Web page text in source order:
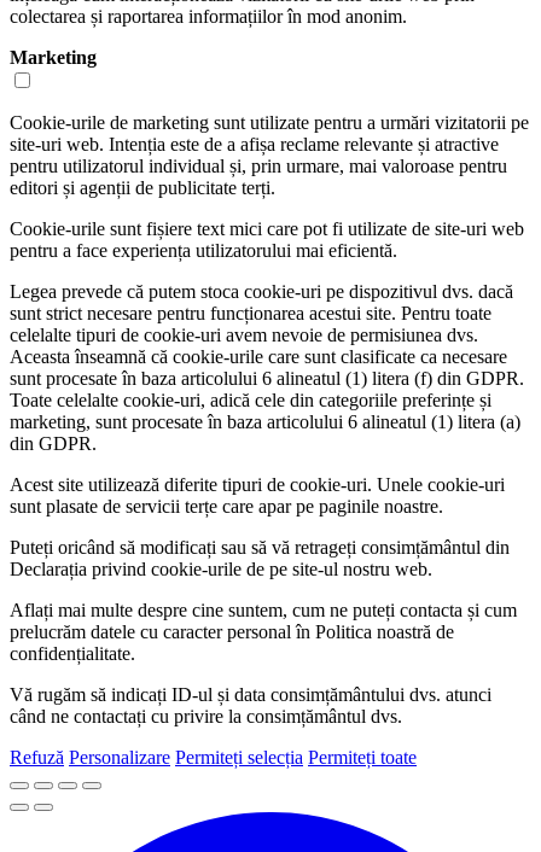
colectarea și raportarea informațiilor în mod anonim.
Marketing
Cookie-urile de marketing sunt utilizate pentru a urmări vizitatorii pe
site-uri web. Intenția este de a afișa reclame relevante și atractive
pentru utilizatorul individual și, prin urmare, mai valoroase pentru
editori și agenții de publicitate terți.
Cookie-urile sunt fișiere text mici care pot fi utilizate de site-uri web
pentru a face experiența utilizatorului mai eficientă.
Legea prevede că putem stoca cookie-uri pe dispozitivul dvs. dacă
sunt strict necesare pentru funcționarea acestui site. Pentru toate
celelalte tipuri de cookie-uri avem nevoie de permisiunea dvs.
Aceasta înseamnă că cookie-urile care sunt clasificate ca necesare
sunt procesate în baza articolului 6 alineatul (1) litera (f) din GDPR.
Toate celelalte cookie-uri, adică cele din categoriile preferințe și
marketing, sunt procesate în baza articolului 6 alineatul (1) litera (a)
din GDPR.
Acest site utilizează diferite tipuri de cookie-uri. Unele cookie-uri
sunt plasate de servicii terțe care apar pe paginile noastre.
Puteți oricând să modificați sau să vă retrageți consimțământul din
Declarația privind cookie-urile de pe site-ul nostru web.
Aflați mai multe despre cine suntem, cum ne puteți contacta și cum
prelucrăm datele cu caracter personal în Politica noastră de
confidențialitate.
Vă rugăm să indicați ID-ul și data consimțământului dvs. atunci
când ne contactați cu privire la consimțământul dvs.
Refuză Personalizare Permiteți selecția Permiteți toate